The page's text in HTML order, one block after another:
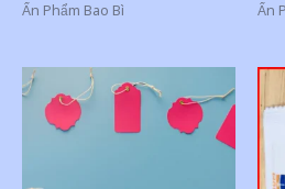
Ấn Phẩm Bao Bì Ấn